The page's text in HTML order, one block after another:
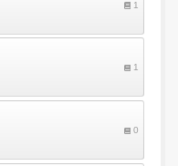
1
1
0